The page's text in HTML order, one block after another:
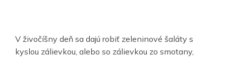
V živočíšny deň sa dajú robiť zeleninové šaláty s
kyslou zálievkou, alebo so zálievkou zo smotany,